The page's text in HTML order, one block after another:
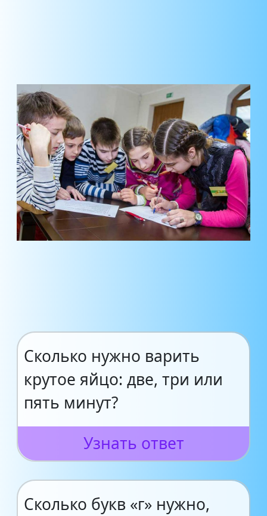
Сколько нужно варить
крутое яйцо: две, три или
пять минут?
Узнать ответ
Сколько букв «г» нужно,